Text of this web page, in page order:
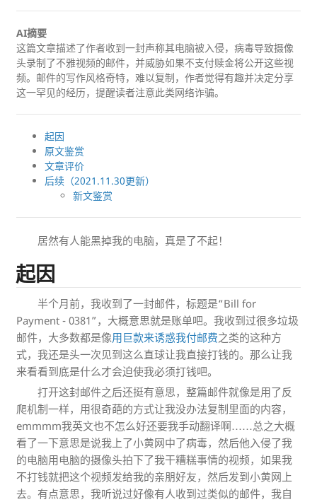
AI摘要
这篇文章描述了作者收到一封声称其电脑被入侵，病毒导致摄像
头录制了不雅视频的邮件，并威胁如果不支付赎金将公开这些视
频。邮件的写作风格奇特，难以复制，作者觉得有趣并决定分享
这一罕见的经历，提醒读者注意此类网络诈骗。
起因
原文鉴赏
文章评价
后续（2021.11.30更新）
新文鉴赏
居然有人能黑掉我的电脑，真是了不起！
起因
半个月前，我收到了一封邮件，标题是“Bill for
Payment - 0381”，大概意思就是账单吧。我收到过很多垃圾
邮件，大多数都是像用巨款来诱惑我付邮费之类的这种方
式，我还是头一次见到这么直球让我直接打钱的。那么让我
来看看到底是什么才会迫使我必须打钱吧。
打开这封邮件之后还挺有意思，整篇邮件就像是用了反
爬机制一样，用很奇葩的方式让我没办法复制里面的内容，
emmmm我英文也不怎么好还要我手动翻译啊……总之大概
看了一下意思是说我上了小黄网中了病毒，然后他入侵了我
的电脑用电脑的摄像头拍下了我干糟糕事情的视频，如果我
不打钱就把这个视频发给我的亲朋好友，然后发到小黄网上
去。有点意思，我听说过好像有人收到过类似的邮件，我自